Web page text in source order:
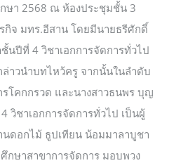
ษา 2568 ณ ห้องประชุมชั้น 3
กิจ มทร.อีสาน โดยมีนายธรีศักดิ์
นปีที่ 4 วิชาเอกการจัดการทั่วไป
าวนำบทไหว้ครู จากนั้นในลำดับ
โคกกรวด และนางสาวธนพร บุญ
วิชาเอกการจัดการทั่วไป เป็นผู้
ดอกไม้ ธูปเทียน น้อมมาลาบูชา
กษาสาขาการจัดการ มอบพวง